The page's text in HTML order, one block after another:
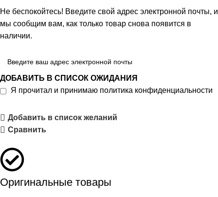
Не беспокойтесь! Введите свой адрес электронной почты, и
мы сообщим вам, как только товар снова появится в
наличии.
ДОБАВИТЬ В СПИСОК ОЖИДАНИЯ
Я прочитал и принимаю политика конфиденциальности
Добавить в список желаний
Сравнить
Оригинальные товары